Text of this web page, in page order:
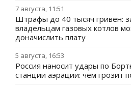
7 августа, 11:51
Штрафы до 40 тысяч гривен:
владельцам газовых котлов
доначислить плату
5 августа, 16:53
Россия наносит удары по
станции аэрации: чем грозит